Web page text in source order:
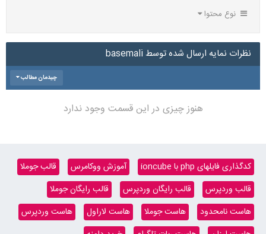
نوع محتوا
نظرات نمایه ارسال شده توسط basemali
چیدمان مطالب
هنوز چیزی در این قسمت وجود ندارد
کدگذاری فایلهای php با ioncube آموزش ووکامرس
قالب جوملا
قالب وردپرس
قالب رایگان وردپرس
قالب رایگان جوملا
هاست نامحدود
هاست جوملا هاست لاراول
هاست وردپرس